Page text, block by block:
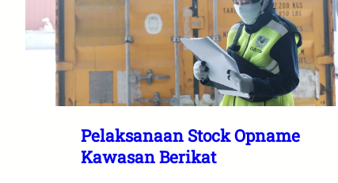
Pelaksanaan Stock Opname
Kawasan Berikat